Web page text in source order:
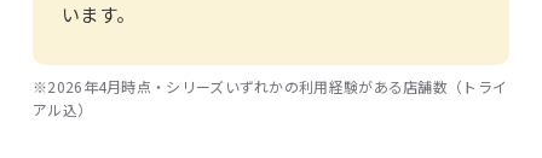
います。
※2026年4月時点・シリーズいずれかの利用経験がある店舗数（トライ
アル込）